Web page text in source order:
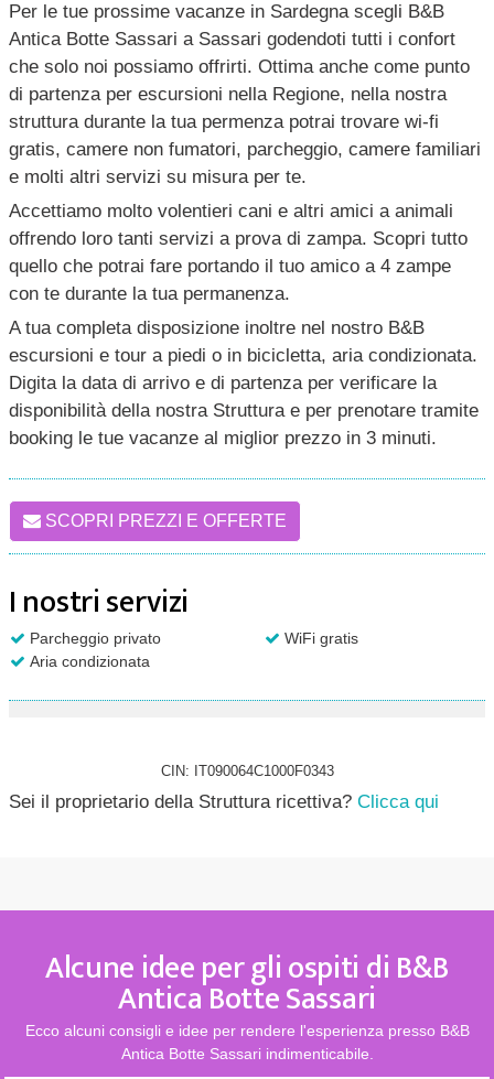
Per le tue prossime vacanze in Sardegna scegli B&B
Antica Botte Sassari a Sassari godendoti tutti i confort
che solo noi possiamo offrirti. Ottima anche come punto
di partenza per escursioni nella Regione, nella nostra
struttura durante la tua permenza potrai trovare wi-fi
gratis, camere non fumatori, parcheggio, camere familiari
e molti altri servizi su misura per te.
Accettiamo molto volentieri cani e altri amici a animali
offrendo loro tanti servizi a prova di zampa. Scopri tutto
quello che potrai fare portando il tuo amico a 4 zampe
con te durante la tua permanenza.
A tua completa disposizione inoltre nel nostro B&B
escursioni e tour a piedi o in bicicletta, aria condizionata.
Digita la data di arrivo e di partenza per verificare la
disponibilità della nostra Struttura e per prenotare tramite
booking le tue vacanze al miglior prezzo in 3 minuti.
SCOPRI PREZZI E OFFERTE
I nostri servizi
Parcheggio privato
WiFi gratis
Aria condizionata
CIN: IT090064C1000F0343
Sei il proprietario della Struttura ricettiva? Clicca qui
Alcune idee per gli ospiti di B&B
Antica Botte Sassari
Ecco alcuni consigli e idee per rendere l'esperienza presso B&B
Antica Botte Sassari indimenticabile.